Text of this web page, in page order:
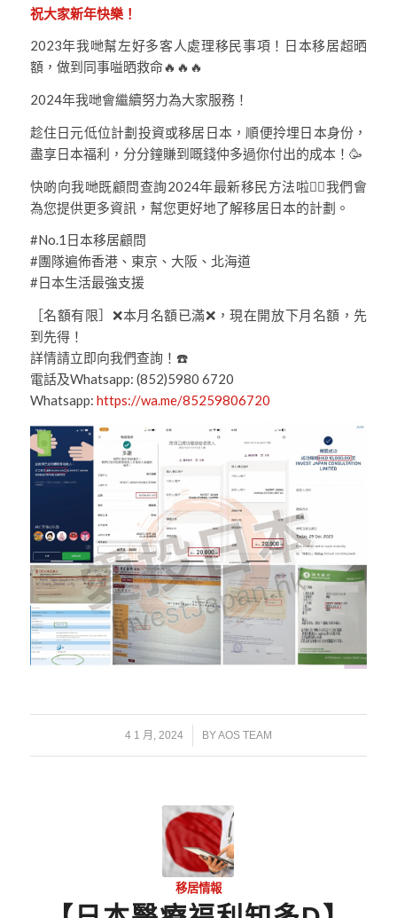
祝大家新年快樂！
2023年我哋幫左好多客人處理移民事項！日本移居超晒
額，做到同事嗌晒救命🔥🔥🔥
2024年我哋會繼續努力為大家服務！
趁住日元低位計劃投資或移居日本，順便拎埋日本身份，
盡享日本福利，分分鐘賺到嘅錢仲多過你付出的成本！🥳
快啲向我哋既顧問查詢2024年最新移民方法啦👍🏻我們會
為您提供更多資訊，幫您更好地了解移居日本的計劃。
#No.1日本移居顧問
#團隊遍佈香港、東京、大阪、北海道
#日本生活最強支援
［名額有限］❌本月名額已滿❌，現在開放下月名額，先
到先得！
詳情請立即向我們查詢！☎️
電話及Whatsapp: (852)5980 6720
Whatsapp: https://wa.me/85259806720
4 1 月, 2024
/ BYAOS TEAM
移居情報